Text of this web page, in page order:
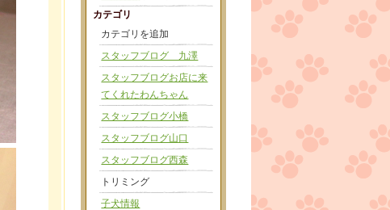
カテゴリ
カテゴリを追加
スタッフブログ 九澤
スタッフブログお店に来
てくれたわんちゃん
スタッフブログ小橋
スタッフブログ山口
スタッフブログ西森
トリミング
子犬情報